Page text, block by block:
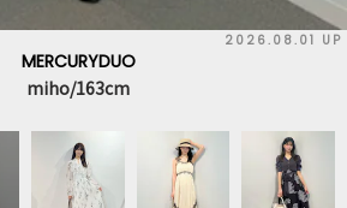
2026.08.01 UP
MERCURYDUO
miho/163cm